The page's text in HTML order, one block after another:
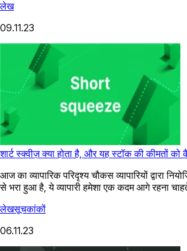
लेख
09.11.23
शार्ट स्क्वीज़ क्या होता है, और यह स्टॉक की कीमतों को
आज का व्यापारिक परिदृश्य चौकस व्यापारियों द्वारा
से भरा हुआ है, ये व्यापारी हमेशा एक कदम आगे रहना
लेखसूचकांकों
06.11.23